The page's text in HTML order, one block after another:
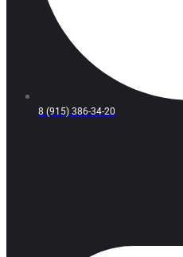
8 (915) 386-34-20